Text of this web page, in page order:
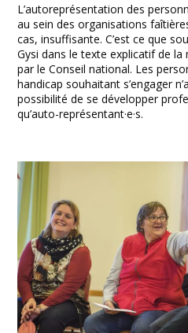
L’autoreprésentation des
au sein des organisations
cas, insuffisante. C’est ce que
Gysi dans le texte explicatif de
par le Conseil national. Les
handicap souhaitant s’engager
possibilité de se développer
qu’auto-représentant·e·s.